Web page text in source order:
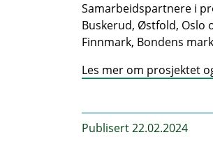
Samarbeidspartnere i
Buskerud, Østfold, Oslo
Finnmark, Bondens
Les mer om prosjektet
Publisert 22.02.2024